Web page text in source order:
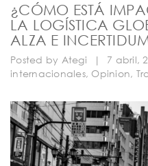
¿CÓMO ESTÁ
LA LOGÍSTICA
ALZA E
Posted by Ategi | 7 abril,
internacionales, Opinion,